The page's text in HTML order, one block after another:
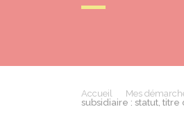
Accueil Mes
subsidiaire : statut,